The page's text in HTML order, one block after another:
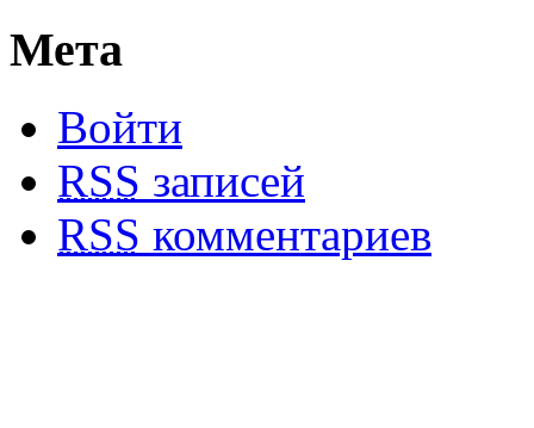
Мета
Войти
RSS записей
RSS комментариев